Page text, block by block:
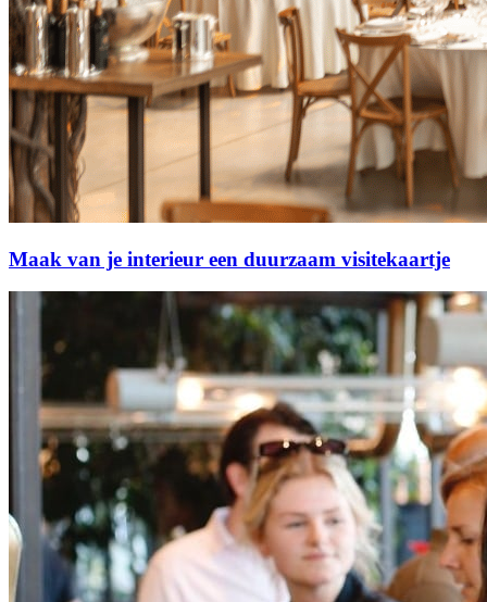
Maak van je interieur een duurzaam visitekaartje